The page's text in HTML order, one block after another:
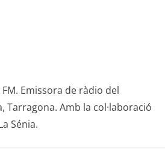
Emissora de ràdio del
Tarragona. Amb la col·laboració
Sénia.